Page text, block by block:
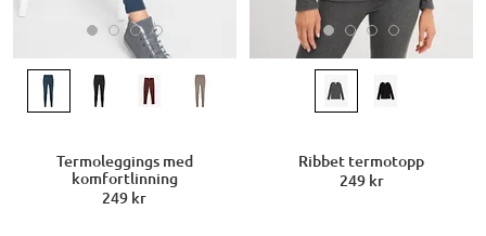
Termoleggings med
komfortlinning
249 kr
Ribbet termotopp
249 kr